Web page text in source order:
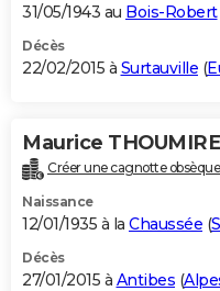
31/05/1943 au Bois-Robert
Décès
22/02/2015 à Surtauville (
Maurice THOUMIRE
Créer une cagnotte
Naissance
12/01/1935 à la Chaussée (
Décès
27/01/2015 à Antibes (